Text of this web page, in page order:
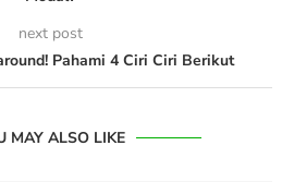
next post
Pahami 4 Ciri Ciri Berikut
MAY ALSO LIKE